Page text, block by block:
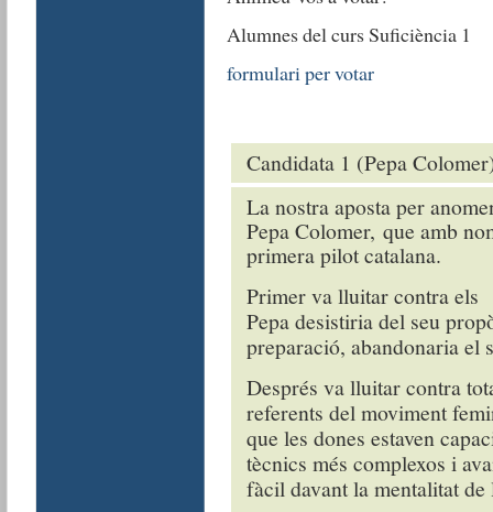
Alumnes del curs Suficiència 1
formulari per votar
Candidata 1 (Pepa
La nostra aposta per
Pepa Colomer, que amb
primera pilot catalana.
Primer va lluitar contra els
Pepa desistiria del seu
preparació, abandonaria el
Després va lluitar contra
referents del moviment
que les dones estaven
tècnics més complexos i
fàcil davant la mentalitat de